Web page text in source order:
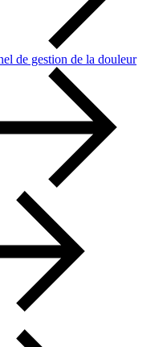
de gestion de la douleur